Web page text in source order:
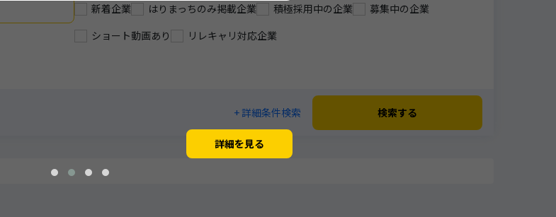
新着企業 はりまっちのみ掲載企業 積極採用中の企業
募集中の企業
ショート動画あり
リレキャリ対応企業
検索する
+ 詳細条件検索
詳細を見る